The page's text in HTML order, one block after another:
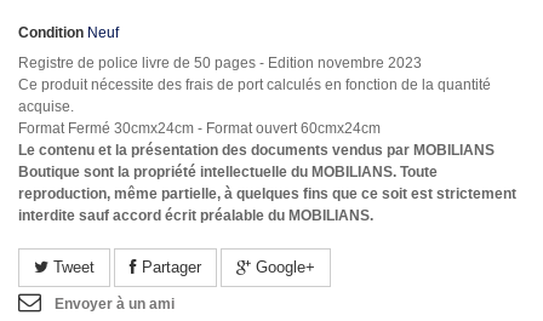
Condition Neuf
Registre de police livre de 50 pages - Edition novembre 2023
Ce produit nécessite des frais de port calculés en fonction de la quantité
acquise.
Format Fermé 30cmx24cm - Format ouvert 60cmx24cm
Le contenu et la présentation des documents vendus par MOBILIANS
Boutique sont la propriété intellectuelle du MOBILIANS. Toute
reproduction, même partielle, à quelques fins que ce soit est strictement
interdite sauf accord écrit préalable du MOBILIANS.
Tweet Partager Google+
Envoyer à un ami